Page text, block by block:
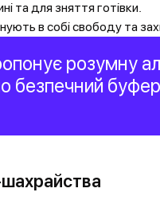
та для зняття готівки.
в собі свободу та
розумну
безпечний